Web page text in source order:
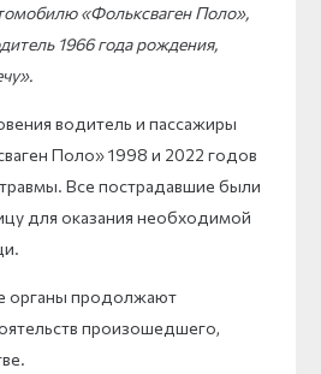
«Фольксваген Поло»,
1966 года рождения,
водитель и пассажиры
Поло» 1998 и 2022 годов
Все пострадавшие были
для оказания необходимой
органы продолжают
произошедшего,